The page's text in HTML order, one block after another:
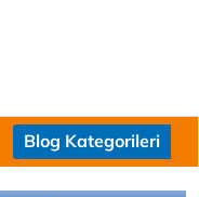
Blog Kategorileri